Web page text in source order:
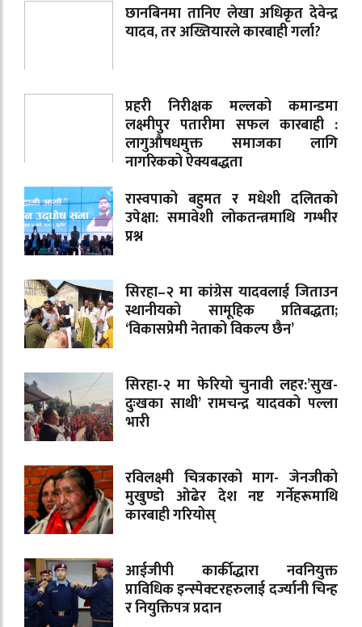
छानबिनमा तानिए लेखा अधिकृत देवेन्द्र
यादव, तर अख्तियारले कारबाही गर्ला?
प्रहरी निरीक्षक मल्लको कमान्डमा
लक्ष्मीपुर पतारीमा सफल कारबाही :
लागुऔषधमुक्त समाजका लागि
नागरिकको ऐक्यबद्धता
रास्वपाको बहुमत र मधेशी दलितको
उपेक्षा: समावेशी लोकतन्त्रमाथि गम्भीर
प्रश्न
सिरहा–२ मा कांग्रेस यादवलाई जिताउन
स्थानीयको सामूहिक प्रतिबद्धता;
‘विकासप्रेमी नेताको विकल्प छैन’
सिरहा-२ मा फेरियो चुनावी लहर:’सुख-
दुःखका साथी’ रामचन्द्र यादवको पल्ला
भारी
रविलक्ष्मी चित्रकारको माग- जेनजीको
मुखुण्डो ओढेर देश नष्ट गर्नेहरूमाथि
कारबाही गरियोस्
आईजीपी कार्कीद्धारा नवनियुक्त
प्राविधिक इन्स्पेक्टरहरुलाई दर्ज्यानी चिन्ह
र नियुक्तिपत्र प्रदान